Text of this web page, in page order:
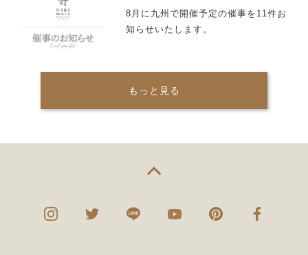
8月に九州で開催予定の催事を11件お
知らせいたします。
もっと見る